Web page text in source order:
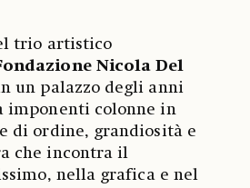
trio artistico
Nicola Del
un palazzo degli anni
imponenti colonne in
di ordine, grandiosità e
che incontra il
nella grafica e nel